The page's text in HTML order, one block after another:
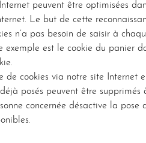
peuvent être optimisées
Le but de cette
n’a pas besoin de saisir à
exemple est le cookie du panier
cookies via notre site Internet
posés peuvent être
concernée désactive la